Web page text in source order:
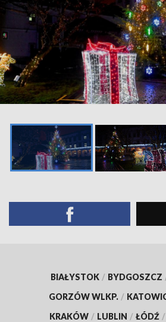
BIAŁYSTOK / BYDGOSZCZ
GORZÓW WLKP. /
KRAKÓW / LUBLIN / ŁÓDŹ /